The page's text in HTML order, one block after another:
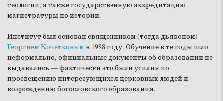
теологии, а также государственную аккредитацию
магистратуры по истории.
Институт был основан священником (тогда дьяконом)
Георгием Кочетковымв 1988 году. Обучение в те годы шло
неформально, официальные документы об образовании не
выдавались — фактически это были усилия по
просвещению интересующихся церковных людей и
возрождению богословского образования.